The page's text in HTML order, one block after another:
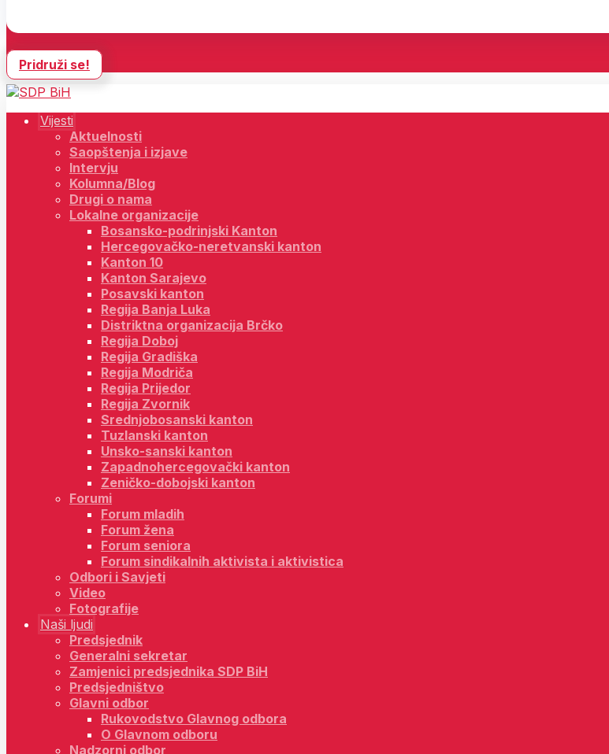
Pridruži se!
Vijesti
Aktuelnosti
Saopštenja i izjave
Intervju
Kolumna/Blog
Drugi o nama
Lokalne organizacije
Bosansko-podrinjski Kanton
Hercegovačko-neretvanski kanton
Kanton 10
Kanton Sarajevo
Posavski kanton
Regija Banja Luka
Distriktna organizacija Brčko
Regija Doboj
Regija Gradiška
Regija Modriča
Regija Prijedor
Regija Zvornik
Srednjobosanski kanton
Tuzlanski kanton
Unsko-sanski kanton
Zapadnohercegovački kanton
Zeničko-dobojski kanton
Forumi
Forum mladih
Forum žena
Forum seniora
Forum sindikalnih aktivista i aktivistica
Odbori i Savjeti
Video
Fotografije
Naši ljudi
Predsjednik
Generalni sekretar
Zamjenici predsjednika SDP BiH
Predsjedništvo
Glavni odbor
Rukovodstvo Glavnog odbora
O Glavnom odboru
Nadzorni odbor